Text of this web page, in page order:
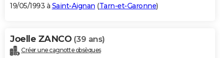
19/05/1993 à Saint-Aignan (Tarn-et-Garonne)
Joelle ZANCO (39 ans)
Créer une cagnotte obsèques